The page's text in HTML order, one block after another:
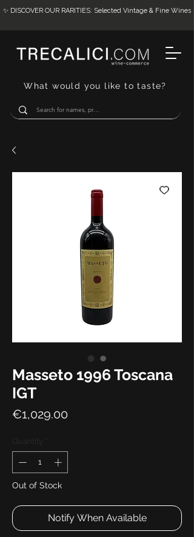
What would you like to taste?
✨ DISCOVER OUR RARITIES: Selected Vintage & Fine Wines
Masseto 1996 Toscana
IGT
€1,029.00
Out of Stock
Notify When Available